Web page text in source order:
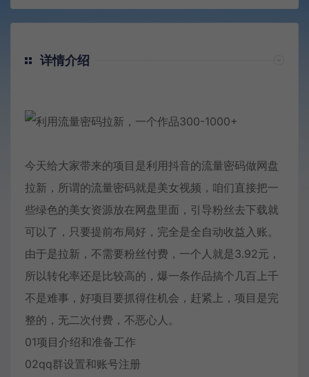
详情介绍
今天给大家带来的项目是利用抖音的流量密码做网盘
拉新，所谓的流量密码就是美女视频，咱们直接把一
些绿色的美女资源放在网盘里面，引导粉丝去下载就
可以了，只要提前布局好，完全是全自动收益入账。
由于是拉新，不需要粉丝付费，一个人就是3.92元，
所以转化率还是比较高的，爆一条作品搞个几百上千
不是难事，好项目要抓得住机会，赶紧上，项目是完
整的，无二次付费，不恶心人。
01项目介绍和准备工作
02qq群设置和账号注册